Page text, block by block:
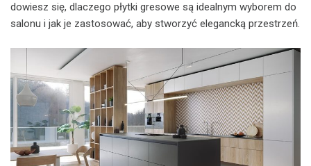
dowiesz się, dlaczego płytki gresowe są idealnym wyborem do
salonu i jak je zastosować, aby stworzyć elegancką przestrzeń.